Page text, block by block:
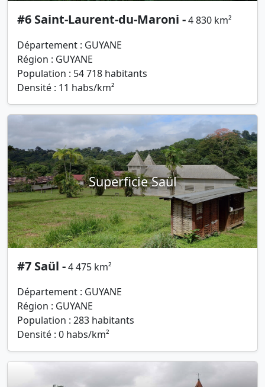
#6 Saint-Laurent-du-Maroni -4 830 km²
Département : GUYANE
Région : GUYANE
Population : 54 718 habitants
Densité : 11 habs/km²
Superficie Saül
#7 Saül -4 475 km²
Département : GUYANE
Région : GUYANE
Population : 283 habitants
Densité : 0 habs/km²